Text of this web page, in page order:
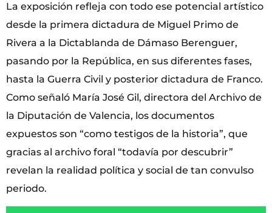
La exposición refleja con todo ese potencial artístico
desde la primera dictadura de Miguel Primo de
Rivera a la Dictablanda de Dámaso Berenguer,
pasando por la República, en sus diferentes fases,
hasta la Guerra Civil y posterior dictadura de Franco.
Como señaló María José Gil, directora del Archivo de
la Diputación de Valencia, los documentos
expuestos son “como testigos de la historia”, que
gracias al archivo foral “todavía por descubrir”
revelan la realidad política y social de tan convulso
periodo.